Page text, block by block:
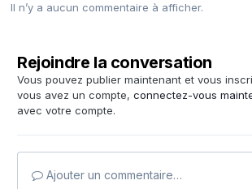
Il n’y a aucun commentaire à afficher.
Rejoindre la conversation
Vous pouvez publier maintenant et vous
vous avez un compte, connectez-vous
avec votre compte.
Ajouter un commentaire…